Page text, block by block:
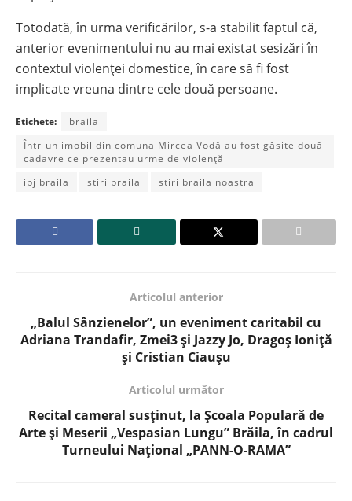
Totodată, în urma verificărilor, s-a stabilit faptul că,
anterior evenimentului nu au mai existat sesizări în
contextul violenței domestice, în care să fi fost
implicate vreuna dintre cele două persoane.
Etichete:
braila
Într-un imobil din comuna Mircea Vodă au fost găsite două
cadavre ce prezentau urme de violență
ipj braila
stiri braila stiri braila noastra
Articolul anterior
„Balul Sânzienelor”, un eveniment caritabil cu
Adriana Trandafir, Zmei3 și Jazzy Jo, Dragoș Ioniță
și Cristian Ciaușu
Articolul următor
Recital cameral susținut, la Şcoala Populară de
Arte şi Meserii „Vespasian Lungu” Brăila, în cadrul
Turneului Național „PANN-O-RAMA”